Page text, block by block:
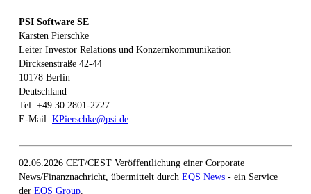
PSI Software SE
Karsten Pierschke
Leiter Investor Relations und Konzernkommunikation
Dircksenstraße 42-44
10178 Berlin
Deutschland
Tel. +49 30 2801-2727
E-Mail: KPierschke@psi.de
02.06.2026 CET/CEST Veröffentlichung einer Corporate
News/Finanznachricht, übermittelt durch EQS News - ein Service
der EQS Group